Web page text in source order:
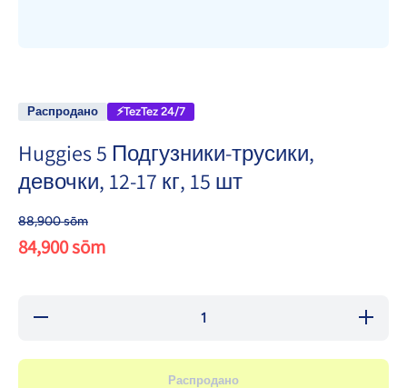
Распродано ⚡TezTez 24/7
Huggies 5 Подгузники-трусики,
девочки, 12-17 кг, 15 шт
88,900 sōm
84,900 sōm
Уменьшить
Распродано